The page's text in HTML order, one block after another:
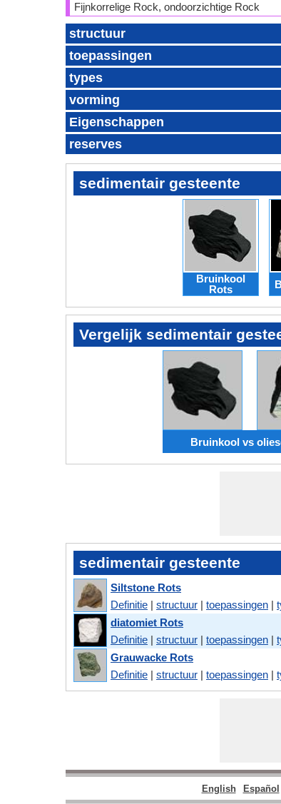
Fijnkorrelige Rock, ondoorzichtige Rock
structuur
toepassingen
types
vorming
Eigenschappen
reserves
sedimentair gesteente
Bruinkool
Rots
Vergelijk sedimentair
Bruinkool vs
sedimentair gesteente
Siltstone Rots
Definitie | structuur | toepassingen |
diatomiet Rots
Definitie | structuur | toepassingen |
Grauwacke Rots
Definitie | structuur | toepassingen |
English Español